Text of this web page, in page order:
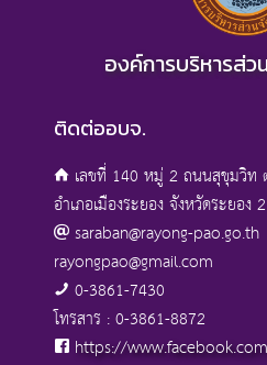
องค์การบริหารส่
ติดต่ออบจ.
เลขที่ 140 หมู่ 2 ถนนสุขุมวิท
อำเภอเมืองระยอง จังหวัดระยอง
saraban@rayong-pao.go.th
rayongpao@gmail.com
0-3861-7430
โทรสาร : 0-3861-8872
https://